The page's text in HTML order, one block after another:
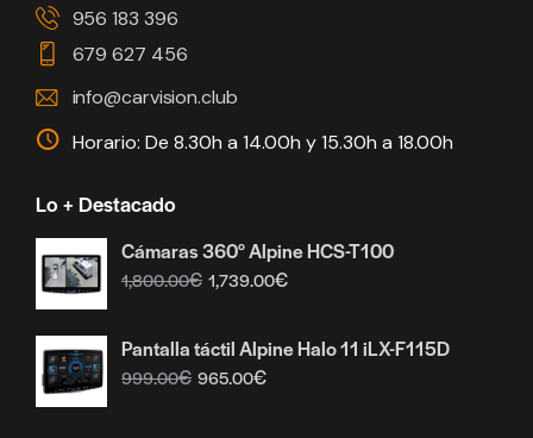
956 183 396
679 627 456
info@carvision.club
Horario: De 8.30h a 14.00h y 15.30h a 18.00h
Lo + Destacado
Cámaras 360° Alpine HCS-T100
1,800.00€ 1,739.00€
Pantalla táctil Alpine Halo 11 iLX-F115D
999.00€ 965.00€